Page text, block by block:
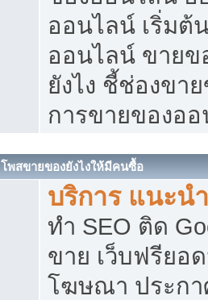
ออนไลน์ เริ่มต้
ออนไลน์ ขายข
ยังไง ชี้ช่องขา
การขายของอ
โพสขายของยังไงให้มีคนซื้อ
บริการ แนะน
ทำ SEO ติด
ขาย เว็บฟรียอ
โฆษณา ประกา